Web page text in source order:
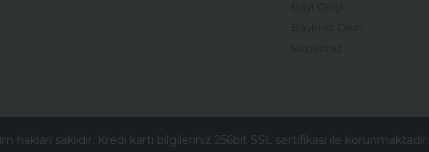
Bayi Girişi
Bayimiz Olun
Sepetiniz
hakları saklıdır. Kredi kartı bilgileriniz 256bit SSL sertifikası ile korunmaktadır.